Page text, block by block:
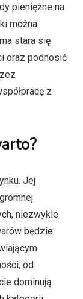
pieniężne na
można
stara się
oraz podnosić
z
Jej
niezwykle
będzie
od
dominują